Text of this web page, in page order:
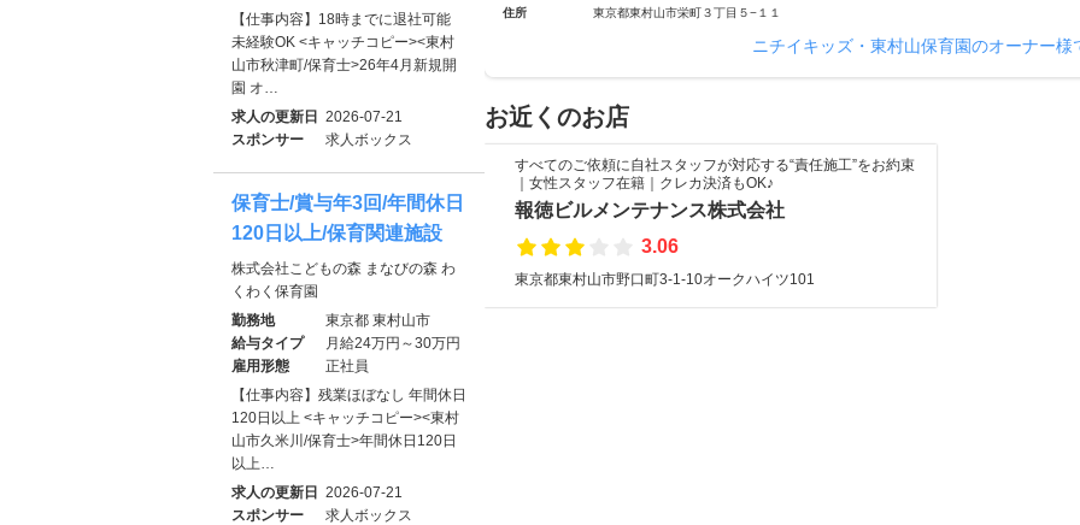
住所 東京都東村山市栄町３丁目５−１１
ニチイキッズ・東村山保育園のオーナー様
お近くのお店
すべてのご依頼に自社スタッフが対応する“責任施工”をお約束
｜女性スタッフ在籍｜クレカ決済もOK♪
報徳ビルメンテナンス株式会社
3.06
東京都東村山市野口町3-1-10オークハイツ101
【仕事内容】18時までに退社可能
未経験OK <キャッチコピー><東村
山市秋津町/保育士>26年4月新規開
園 オ…
求人の更新日 2026-07-21
スポンサー
求人ボックス
保育士/賞与年3回/年間休日
120日以上/保育関連施設
株式会社こどもの森 まなびの森 わ
くわく保育園
勤務地
東京都 東村山市
給与タイプ
月給24万円～30万円
雇用形態
正社員
【仕事内容】残業ほぼなし 年間休日
120日以上 <キャッチコピー><東村
山市久米川/保育士>年間休日120日
以上…
求人の更新日 2026-07-21
スポンサー
求人ボックス